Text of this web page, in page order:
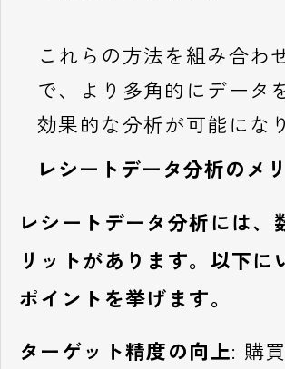
これらの方法を組み合わ
で、より多角的にデータ
効果的な分析が可能にな
レシートデータ分析のメ
レシートデータ分析には、
リットがあります。以下に
ポイントを挙げます。
ターゲット精度の向上: 購